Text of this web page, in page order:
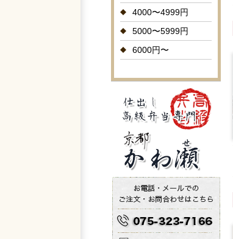
4000〜4999円
5000〜5999円
6000円〜